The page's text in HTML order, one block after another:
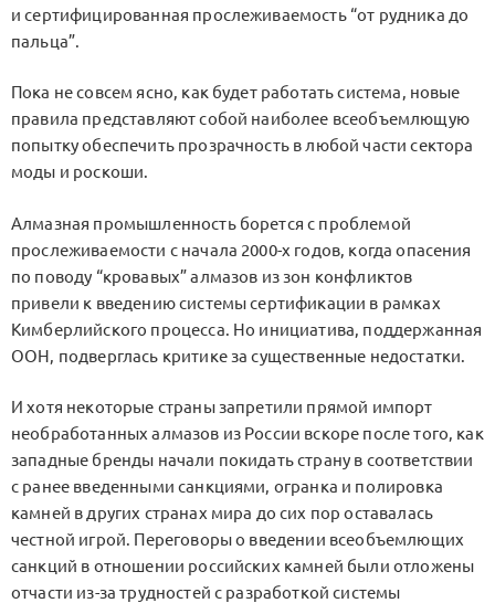
и сертифицированная прослеживаемость “от рудника до
пальца”.
Пока не совсем ясно, как будет работать система, новые
правила представляют собой наиболее всеобъемлющую
попытку обеспечить прозрачность в любой части сектора
моды и роскоши.
Алмазная промышленность борется с проблемой
прослеживаемости с начала 2000-х годов, когда опасения
по поводу “кровавых” алмазов из зон конфликтов
привели к введению системы сертификации в рамках
Кимберлийского процесса. Но инициатива, поддержанная
ООН, подверглась критике за существенные недостатки.
И хотя некоторые страны запретили прямой импорт
необработанных алмазов из России вскоре после того, как
западные бренды начали покидать страну в соответствии
с ранее введенными санкциями, огранка и полировка
камней в других странах мира до сих пор оставалась
честной игрой. Переговоры о введении всеобъемлющих
санкций в отношении российских камней были отложены
отчасти из-за трудностей с разработкой системы